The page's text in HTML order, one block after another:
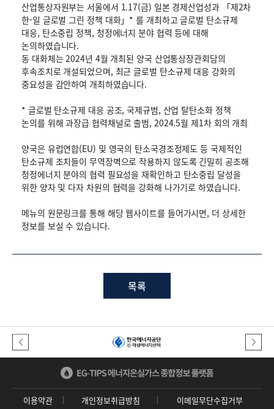
산업통상자원부는 서울에서 1.17(금) 일본 경제산업성과 「제2차
한-일 글로벌 그린 정책 대화」* 를 개최하고 글로벌 탄소규제
대응, 탄소중립 정책, 청정에너지 분야 협력 등에 대해
논의하였습니다.
동 대화체는 2024년 4월 개최된 양국 산업통상장관회담의
후속조치로 개설되었으며, 최근 글로벌 탄소규제 대응 강화의
중요성을 감안하여 개최하였습니다.
* 글로벌 탄소규제 대응 공조, 국제규범, 산업 탈탄소화 정책
논의를 위해 과장급 협력채널로 출범, 2024.5월 제1차 회의 개최
양국은 유럽연합(EU) 및 영국의 탄소국경조정제도 등 국제적인
탄소규제 조치들이 무역장벽으로 작용하지 않도록 긴밀히 공조해
청정에너지 분야의 협력 필요성을 재확인하고 탄소중립 달성을
위한 양자 및 다자 차원의 협력을 강화해 나가기로 하였습니다.
메뉴의 원문링크를 통해 해당 웹사이트를 들어가시면, 더 상세한
정보를 보실 수 있습니다.
목록
이용약관 개인정보취급방침 이메일무단수집거부